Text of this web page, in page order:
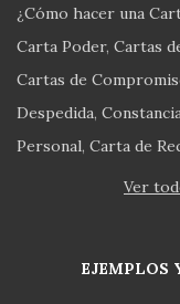
¿Cómo hacer una
Carta Poder Cartas
Cartas de
Despedida
Personal Carta de
Ver
EJEMPLOS